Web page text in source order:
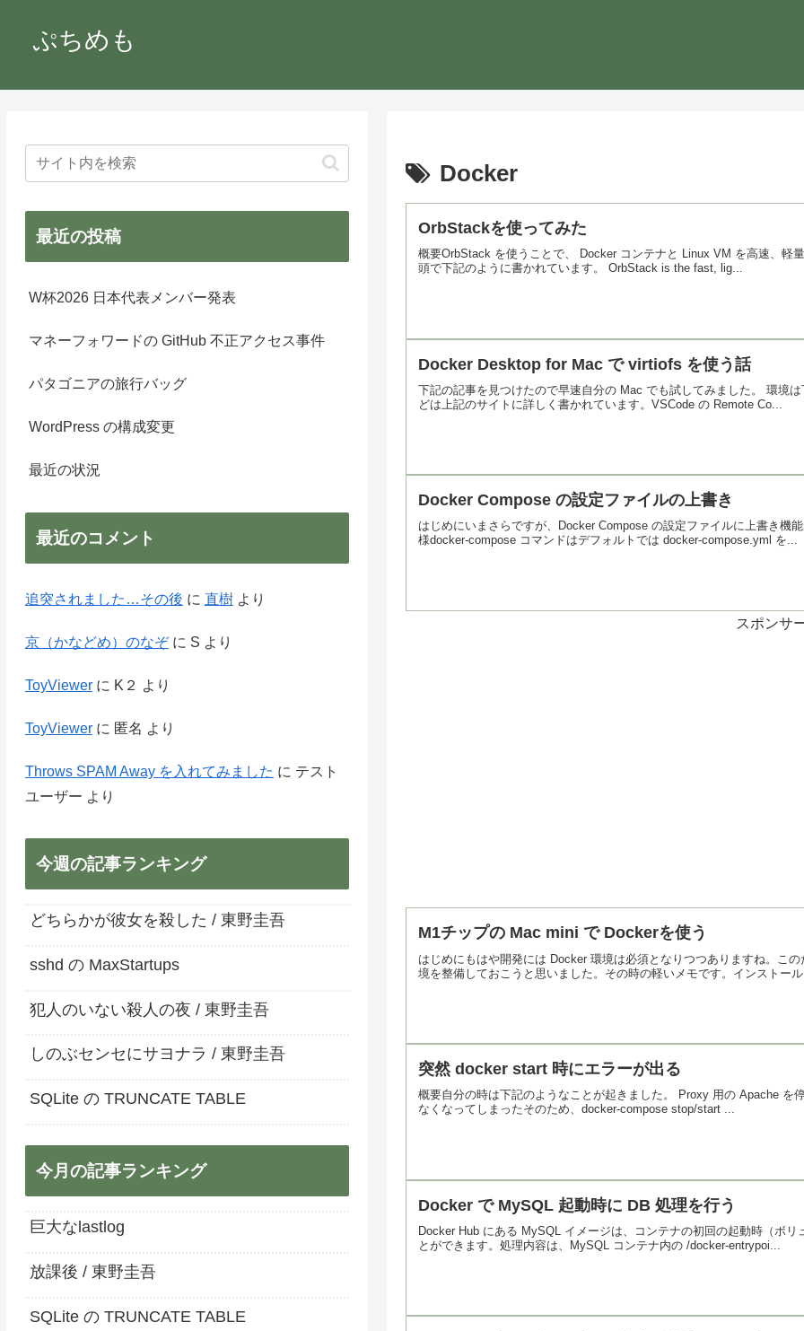
ぷちめも
Docker
OrbStackを使ってみた
概要OrbStack を使うことで、 Docker コンテナと Linux VM を高速、軽
頭で下記のように書かれています。 OrbStack is the fast, lig...
Docker Desktop for Mac で virtiofs を使う話
下記の記事を見つけたので早速自分の Mac でも試してみました。 環境
どは上記のサイトに詳しく書かれています。VSCode の Remote Co...
Docker Compose の設定ファイルの上書き
はじめにいまさらですが、Docker Compose の設定ファイルに上書き機
様docker-compose コマンドはデフォルトでは docker-compose.yml を...
スポンサ
M1チップの Mac mini で Dockerを使う
はじめにもはや開発には Docker 環境は必須となりつつありますね。こ
境を整備しておこうと思いました。その時の軽いメモです。インストール
突然 docker start 時にエラーが出る
概要自分の時は下記のようなことが起きました。 Proxy 用の Apache
なくなってしまったそのため、docker-compose stop/start ...
Docker で MySQL 起動時に DB 処理を行う
Docker Hub にある MySQL イメージは、コンテナの初回の起動時（ボ
とができます。処理内容は、MySQL コンテナ内の /docker-entrypoi...
最近の投稿
W杯2026 日本代表メンバー発表
マネーフォワードの GitHub 不正アクセス事件
パタゴニアの旅行バッグ
WordPress の構成変更
最近の状況
最近のコメント
追突されました…その後 に 直樹より
京（かなどめ）のなぞに S より
ToyViewerに K２ より
ToyViewerに 匿名 より
Throws SPAM Away を入れてみました に テスト
ユーザー より
今週の記事ランキング
どちらかが彼女を殺した / 東野圭吾
sshd の MaxStartups
犯人のいない殺人の夜 / 東野圭吾
しのぶセンセにサヨナラ / 東野圭吾
SQLite の TRUNCATE TABLE
今月の記事ランキング
巨大なlastlog
放課後 / 東野圭吾
SQLite の TRUNCATE TABLE